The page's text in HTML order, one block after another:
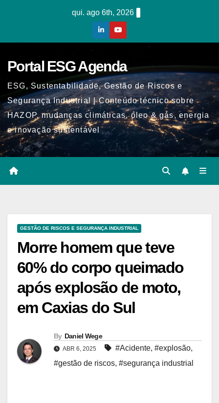
qui. ago 6th, 2026
Portal ESG Agenda
ESG, Sustentabilidade, Gestão de Riscos e
Segurança Industrial | Conteúdo técnico sobre
HAZOP, mudanças climáticas, óleo & gás, energia
e inovação sustentável
GESTÃO DE RISCOS E SEGURANÇA INDUSTRIAL
Morre homem que teve
60% do corpo queimado
após explosão de moto,
em Caxias do Sul
By Daniel Wege
ABR 6, 2025 #Acidente, #explosão,
#gestão de riscos, #segurança industrial